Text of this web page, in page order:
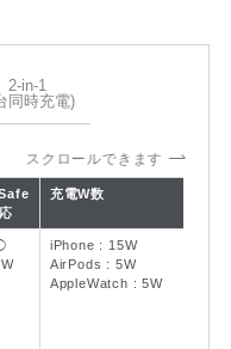
2-in-1
同時充電)
スクロールできます
充電W数
iPhone : 15W
AirPods : 5W
AppleWatch : 5W